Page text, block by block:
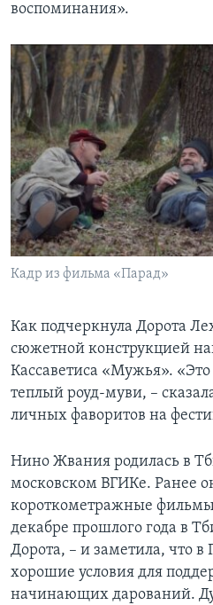
воспоминания».
Кадр из фильма «Парад»
Как подчеркнула Дорота
сюжетной конструкцией
Кассаветиса «Мужья».
теплый роуд-муви, –
личных фаворитов на
Нино Жвания родилась в
московском ВГИКе. Ранее
короткометражные
декабре прошлого года в
Дорота, – и заметила, что в
хорошие условия для
начинающих дарований.